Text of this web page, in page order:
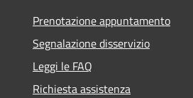
Prenotazione appuntamento
Segnalazione disservizio
Leggi le FAQ
Richiesta assistenza